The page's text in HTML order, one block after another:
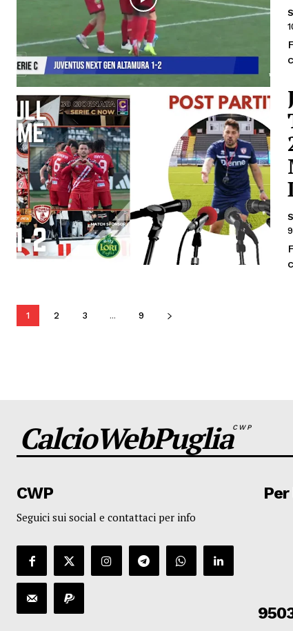
1 2 3 ... 9
CalcioWebPugliaCWP
CWP
Seguici sui social e contattaci per info